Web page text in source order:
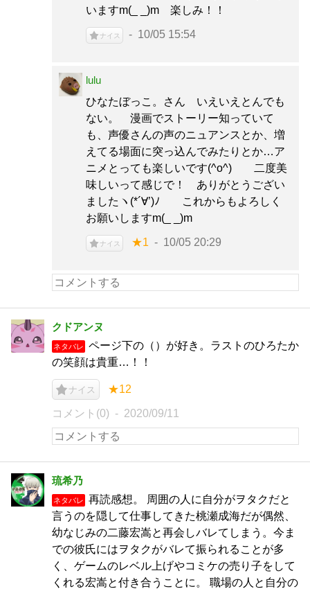
いますm(_ _)m 楽しみ！！
ナイス 10/05 15:54
lulu
ひなたぼっこ。さん いえいえとんでも
ない。 漫画でストーリー知っていて
も、声優さんの声のニュアンスとか、増
えてる場面に突っ込んでみたりとか…ア
ニメとっても楽しいです(^o^) 二度美
味しいって感じで！ ありがとうござい
ましたヽ(*´∀’)ﾉ これからもよろしく
お願いしますm(_ _)m
ナイス ★1 10/05 20:29
クドアンヌ
ネタバレ
ページ下の（）が好き。ラストのひろたか
の笑顔は貴重…！！
ナイス ★12
コメント(0) 2020/09/11
琉希乃
ネタバレ
再読感想。 周囲の人に自分がヲタクだと
言うのを隠して仕事してきた桃瀬成海だが偶然、
幼なじみの二藤宏嵩と再会しバレてしまう。今ま
での彼氏にはヲタクがバレて振られることが多
く、ゲームのレベル上げやコミケの売り子をして
くれる宏嵩と付き合うことに。 職場の人と自分の